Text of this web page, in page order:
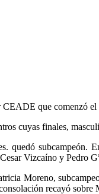
que comenzó el
cuyas finales,
subcampeón.
Vizcaíno y Pedro
Moreno,
recayó